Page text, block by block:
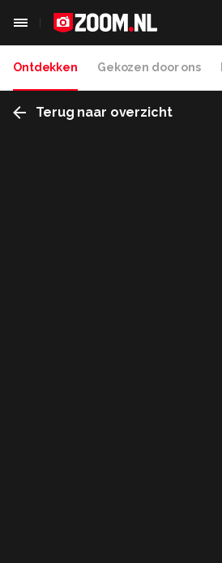
Ontdekken Gekozen door ons
Terug naar overzicht